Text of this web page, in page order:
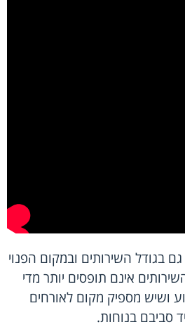
בגודל השירותים ובמקום הפנוי
אינם תופסים יותר מדי
ושיש מספיק מקום לאורחים
סביבם בנוחות.